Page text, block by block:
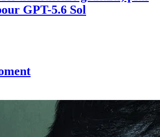
GPT-5.6 Sol